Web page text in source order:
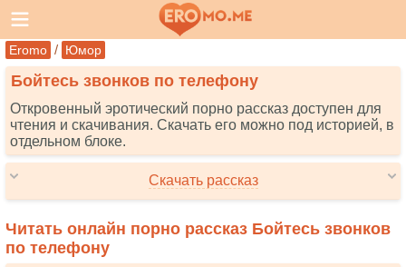
Eromo / Юмор
Бойтесь звонков по телефону
Откровенный эротический порно рассказ доступен для
чтения и скачивания. Скачать его можно под историей, в
отдельном блоке.
Скачать рассказ
Читать онлайн порно рассказ Бойтесь звонков
по телефону